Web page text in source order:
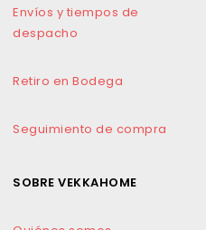
Envíos y tiempos de
despacho
Retiro en Bodega
Seguimiento de compra
SOBRE VEKKAHOME